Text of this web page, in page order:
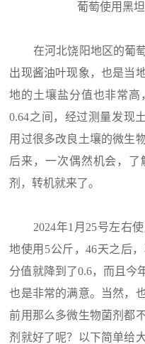
葡萄使用黑
在河北饶阳地区的葡
出现酱油叶现象，也是当
地的土壤盐分值也非常高
0.64之间，经过测量发现
用过很多改良土壤的微生
后来，一次偶然机会，了
剂，转机就来了。
2024年1月25号左右
地使用5公斤，46天之后
分值就降到了0.6，而且今
也是非常的满意。当然，
前用那么多微生物菌剂都
剂就好了呢？以下简单给